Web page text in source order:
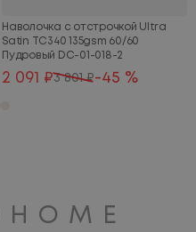
Наволочка с отстрочкой Ultra
Satin TC340 135gsm 60/60
Пудровый DC-01-018-2
2 091 ₽3 801 ₽-45 %
HOME